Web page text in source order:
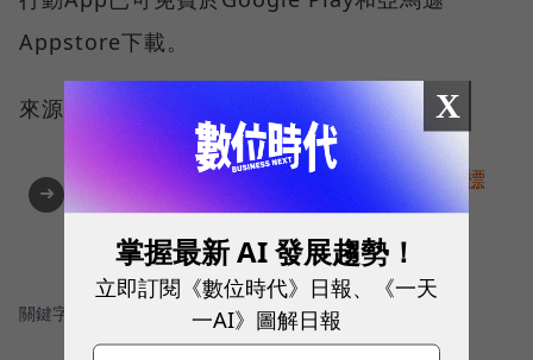
Appstore下載。
來源： TechCrunch
➜
AI提升效率，永續決定未來！全球永續指標
企業認證☀️100 MVP等你角逐雙獎榮譽
關鍵字： ＃雲端技術與服務
X
掌握最新 AI 發展趨勢！
立即訂閱《數位時代》日報、《一天
一AI》圖解日報